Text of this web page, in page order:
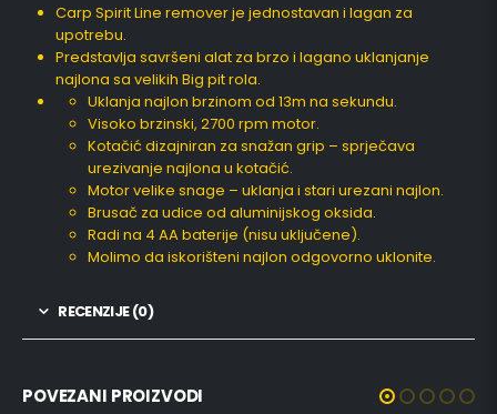
Carp Spirit Line remover je jednostavan i lagan za
upotrebu.
Predstavlja savršeni alat za brzo i lagano uklanjanje
najlona sa velikih Big pit rola.
Uklanja najlon brzinom od 13m na sekundu.
Visoko brzinski, 2700 rpm motor.
Kotačić dizajniran za snažan grip – sprječava
urezivanje najlona u kotačić.
Motor velike snage – uklanja i stari urezani najlon.
Brusač za udice od aluminijskog oksida.
Radi na 4 AA baterije (nisu uključene).
Molimo da iskorišteni najlon odgovorno uklonite.
RECENZIJE (0)
POVEZANI PROIZVODI